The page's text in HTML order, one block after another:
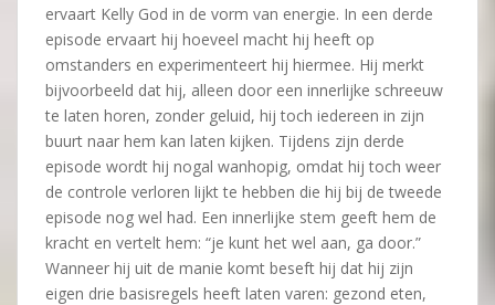
ervaart Kelly God in de vorm van energie. In een derde
episode ervaart hij hoeveel macht hij heeft op
omstanders en experimenteert hij hiermee. Hij merkt
bijvoorbeeld dat hij, alleen door een innerlijke schreeuw
te laten horen, zonder geluid, hij toch iedereen in zijn
buurt naar hem kan laten kijken. Tijdens zijn derde
episode wordt hij nogal wanhopig, omdat hij toch weer
de controle verloren lijkt te hebben die hij bij de tweede
episode nog wel had. Een innerlijke stem geeft hem de
kracht en vertelt hem: “je kunt het wel aan, ga door.”
Wanneer hij uit de manie komt beseft hij dat hij zijn
eigen drie basisregels heeft laten varen: gezond eten,